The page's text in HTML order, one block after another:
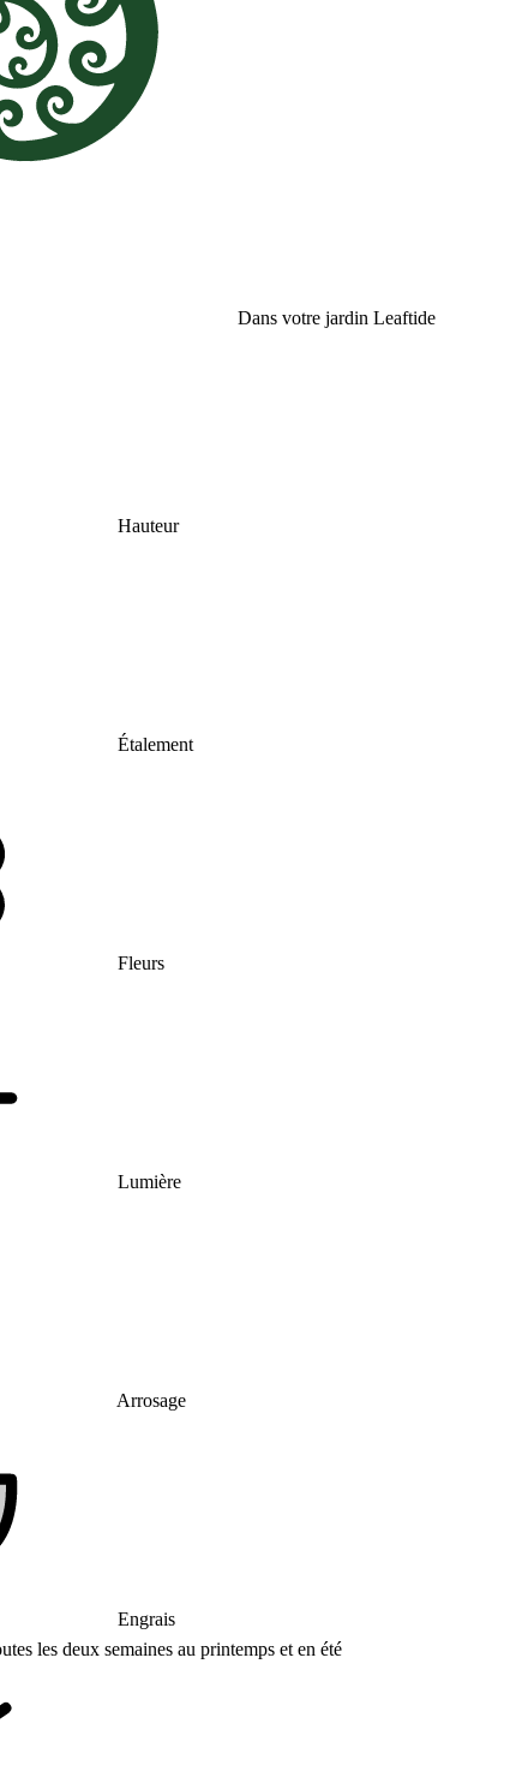
Dans votre jardin Leaftide
Hauteur
Étalement
Fleurs
Lumière
Arrosage
Engrais
les deux semaines au printemps et en été